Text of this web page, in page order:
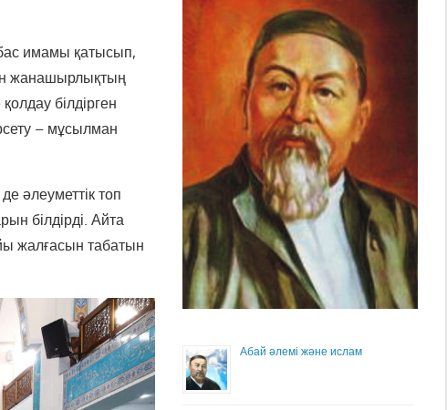
имамы қатысып,
жанашырлықтың
білдірген
– мұсылман
әлеуметтік топ
білдірді. Айта
жалғасын табатын
Абай әлемі және ислам